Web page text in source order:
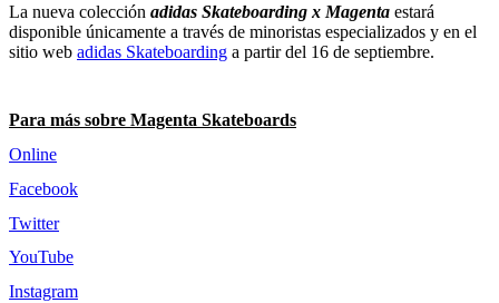
La nueva colección adidas Skateboarding x Magenta estará
disponible únicamente a través de minoristas especializados y en el
sitio web adidas Skateboarding a partir del 16 de septiembre.
Para más sobre Magenta Skateboards
Online
Facebook
Twitter
YouTube
Instagram